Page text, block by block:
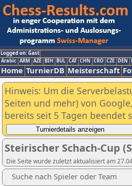
Logged on: Gast
Arabic ARM AZE BIH BUL CAT CHN CRO CZE DEN
Home TurnierDB Meisterschaft
Hinweis: Um die
Seiten und mehr) von
bereits seit 5 Tagen beendet
Steirischer Schach-Cup
Die Seite wurde zuletzt aktualisiert am
Suche nach Spieler oder Team